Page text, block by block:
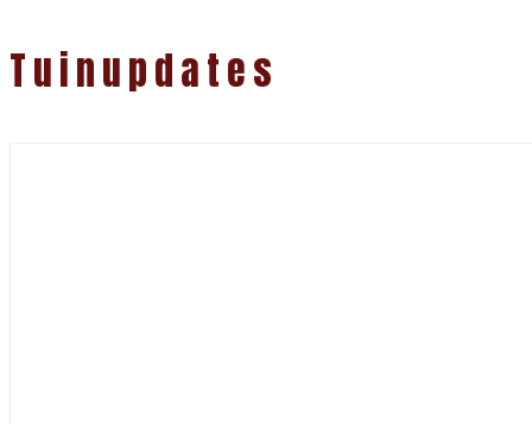
Tuinupdates